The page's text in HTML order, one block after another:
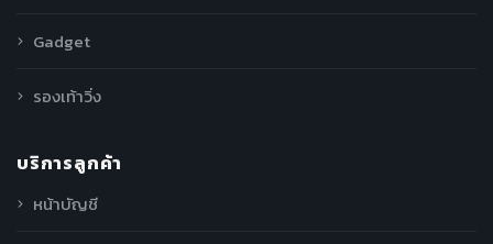
Gadget
รองเท้าวิ่ง
บริการลูกค้า
หน้าบัญชี